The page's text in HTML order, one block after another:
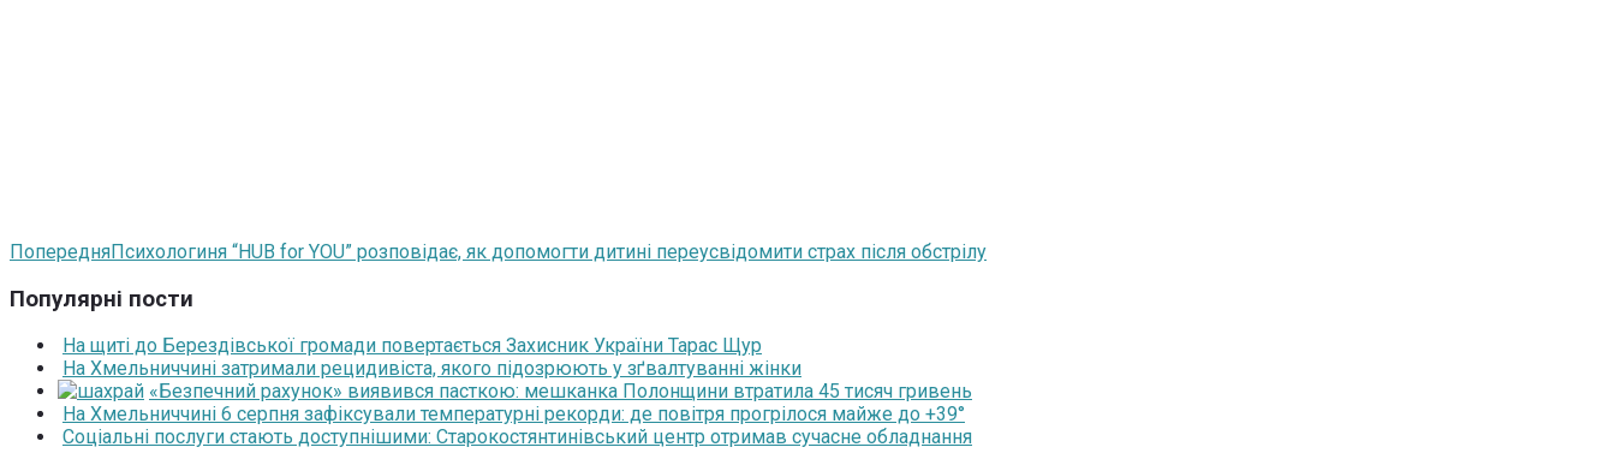
ПопередняПсихологиня “HUB for YOU” розповідає, як допомогти дитині переусвідомити страх після обстрілу
Популярні пости
На щиті до Берездівської громади повертається Захисник України Тарас Щур
На Хмельниччині затримали рецидивіста, якого підозрюють у зґвалтуванні жінки
«Безпечний рахунок» виявився пасткою: мешканка Полонщини втратила 45 тисяч гривень
На Хмельниччині 6 серпня зафіксували температурні рекорди: де повітря прогрілося майже до +39°
Соціальні послуги стають доступнішими: Старокостянтинівський центр отримав сучасне обладнання